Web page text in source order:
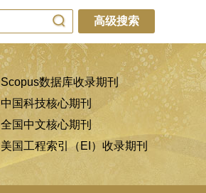
高级搜索
Scopus数据库收录期刊
中国科技核心期刊
全国中文核心期刊
美国工程索引（EI）收录期刊